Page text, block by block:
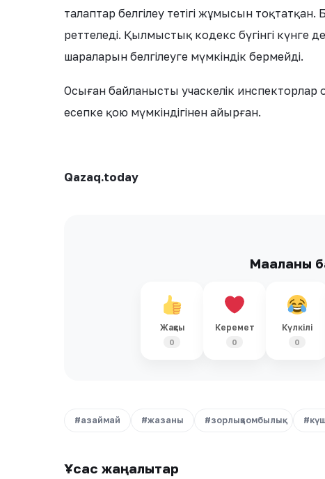
талаптар белгілеу тетігі жұмысын
реттеледі. Қылмыстық кодекс бүгінгі күнге
шараларын белгілеуге мүмкіндік бермейді.
Осыған байланысты учаскелік
есепке қою мүмкіндігінен айырған.
Qazaq.today
Мақаланы
Жақсы
0
Керемет
0
Күлкілі
0
#азаймай #жазаны #зорлықзомбылық
Ұқсас жаңалықтар